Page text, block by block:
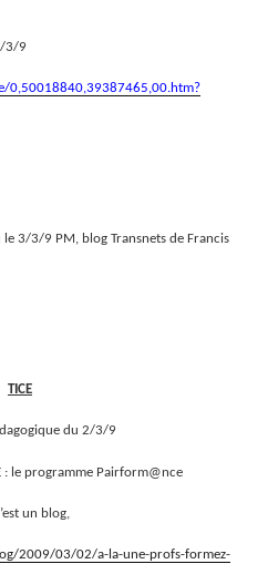
3/9
0,50018840,39387465,00.htm?
3/3/9 PM, blog Transnets de Francis
TICE
du 2/3/9
: le programme Pairform@nce
un blog,
2009/03/02/a-la-une-profs-formez-